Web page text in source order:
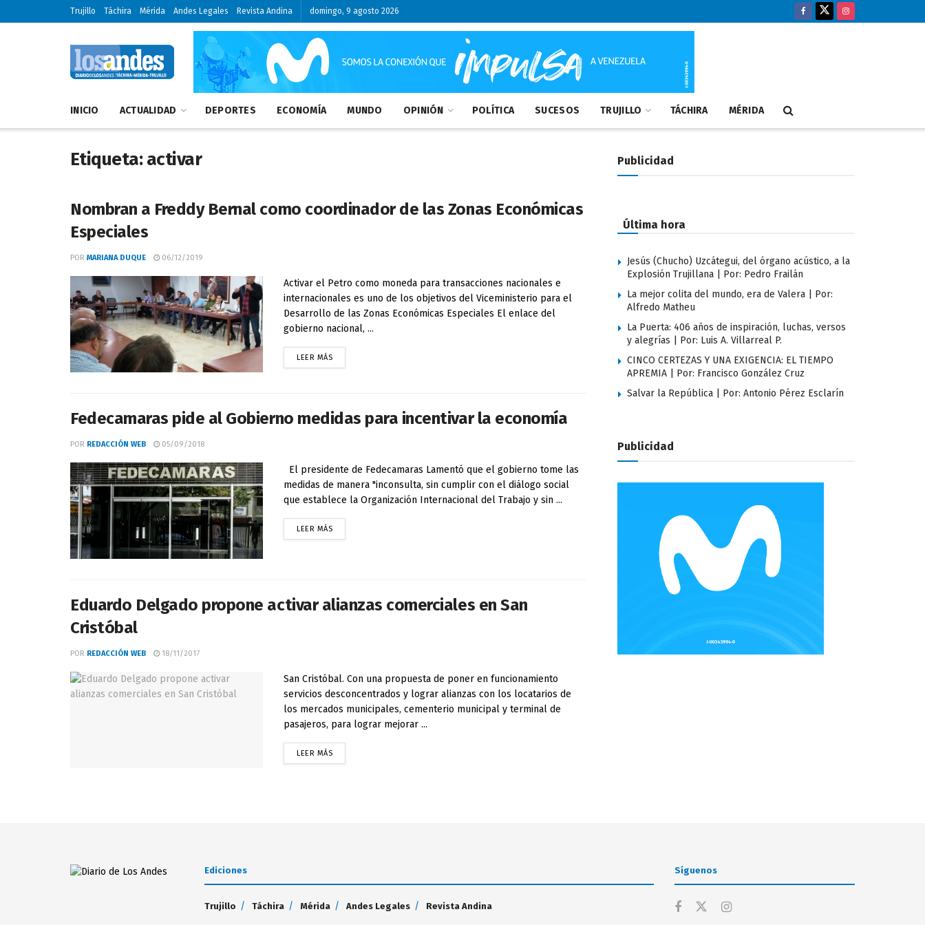
Trujillo Táchira Mérida Andes Legales Revista Andina domingo, 9 agosto 2026
INICIO ACTUALIDAD DEPORTES ECONOMÍA MUNDO OPINIÓN POLÍTICA SUCESOS TRUJILLO TÁCHIRA MÉRIDA
Etiqueta:activar
Nombran a Freddy Bernal como coordinador de las Zonas Económicas
Especiales
POR MARIANA DUQUE 06/12/2019
Activar el Petro como moneda para transacciones nacionales e
internacionales es uno de los objetivos del Viceministerio para el
Desarrollo de las Zonas Económicas Especiales El enlace del
gobierno nacional, ...
LEER MÁS
Fedecamaras pide al Gobierno medidas para incentivar la economía
POR REDACCIÓN WEB 05/09/2018
El presidente de Fedecamaras Lamentó que el gobierno tome las
medidas de manera "inconsulta, sin cumplir con el diálogo social
que establece la Organización Internacional del Trabajo y sin ...
LEER MÁS
Eduardo Delgado propone activar alianzas comerciales en San
Cristóbal
POR REDACCIÓN WEB 18/11/2017
San Cristóbal. Con una propuesta de poner en funcionamiento
servicios desconcentrados y lograr alianzas con los locatarios de
los mercados municipales, cementerio municipal y terminal de
pasajeros, para lograr mejorar ...
LEER MÁS
Publicidad
Última hora
Jesús (Chucho) Uzcátegui, del órgano acústico, a la
Explosión Trujillana | Por: Pedro Frailán
La mejor colita del mundo, era de Valera | Por:
Alfredo Matheu
La Puerta: 406 años de inspiración, luchas, versos
y alegrías | Por: Luis A. Villarreal P.
CINCO CERTEZAS Y UNA EXIGENCIA: EL TIEMPO
APREMIA | Por: Francisco González Cruz
Salvar la República | Por: Antonio Pérez Esclarín
Publicidad
Ediciones
Trujillo Táchira Mérida Andes Legales Revista Andina
Síguenos